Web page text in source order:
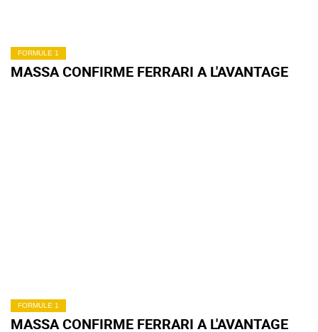
FORMULE 1
MASSA CONFIRME FERRARI A L'AVANTAGE
FORMULE 1
MASSA CONFIRME FERRARI A L'AVANTAGE